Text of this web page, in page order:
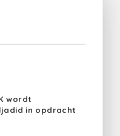
wordt
in opdracht